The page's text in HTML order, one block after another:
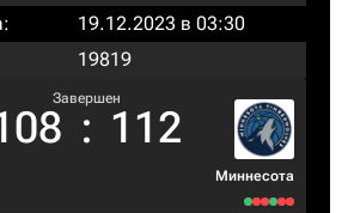
19.12.2023 в 03:30
19819
Завершен
: 112
Миннесота